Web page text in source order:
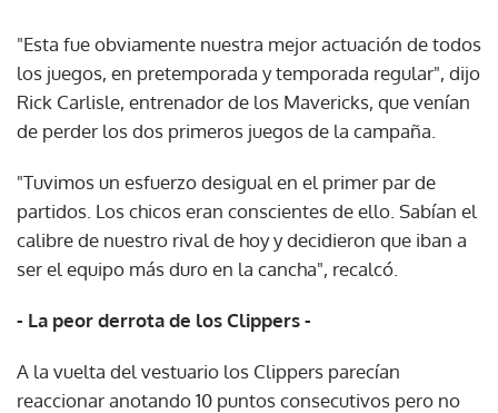
"Esta fue obviamente nuestra mejor actuación de todos
los juegos, en pretemporada y temporada regular", dijo
Rick Carlisle, entrenador de los Mavericks, que venían
de perder los dos primeros juegos de la campaña.
"Tuvimos un esfuerzo desigual en el primer par de
partidos. Los chicos eran conscientes de ello. Sabían el
calibre de nuestro rival de hoy y decidieron que iban a
ser el equipo más duro en la cancha", recalcó.
- La peor derrota de los Clippers -
A la vuelta del vestuario los Clippers parecían
reaccionar anotando 10 puntos consecutivos pero no